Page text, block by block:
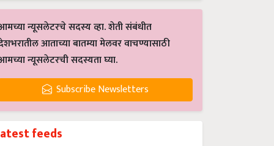
न्यूसलेटरचे सदस्य व्हा. शेती संबंधीत
आताच्या बातम्या मेलवर वाचण्यासाठी
न्यूसलेटरची सदस्यता घ्या.
Subscribe Newsletters
feeds